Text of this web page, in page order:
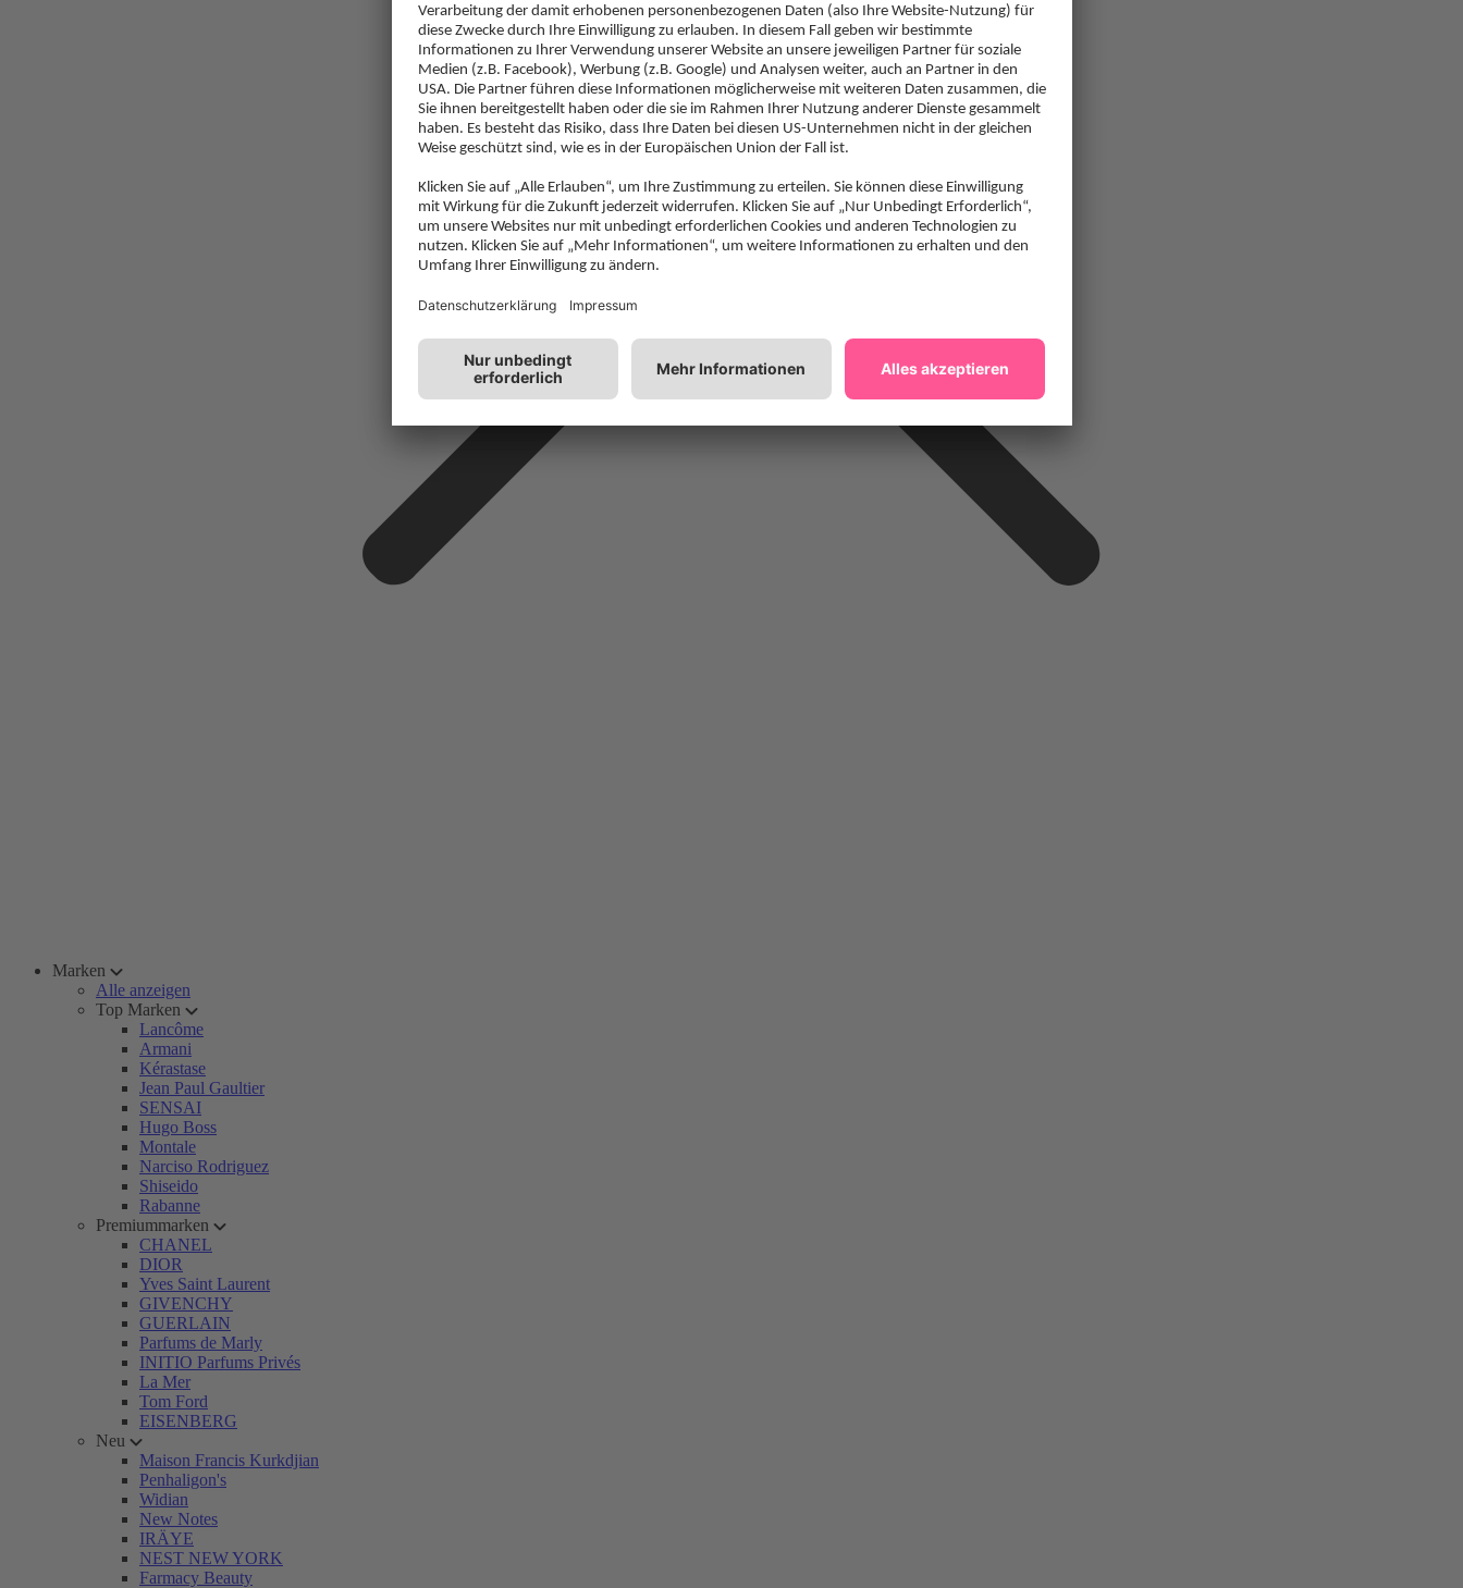
Marken
Alle anzeigen
Top Marken
Lancôme
Armani
Kérastase
Jean Paul Gaultier
SENSAI
Hugo Boss
Montale
Narciso Rodriguez
Shiseido
Rabanne
Premiummarken
CHANEL
DIOR
Yves Saint Laurent
GIVENCHY
GUERLAIN
Parfums de Marly
INITIO Parfums Privés
La Mer
Tom Ford
EISENBERG
Neu
Maison Francis Kurkdjian
Penhaligon's
Widian
New Notes
IRÄYE
NEST NEW YORK
Farmacy Beauty